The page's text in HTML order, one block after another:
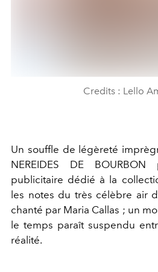
Credits : Lello
Un souffle de légèreté
NEREIDES DE
publicitaire dédié à la
les notes du très célèbre air
chanté par Maria Callas ; un
le temps paraît suspendu
réalité.